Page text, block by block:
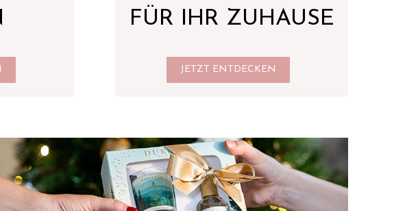
FÜR IHR ZUHAUSE
JETZT ENTDECKEN